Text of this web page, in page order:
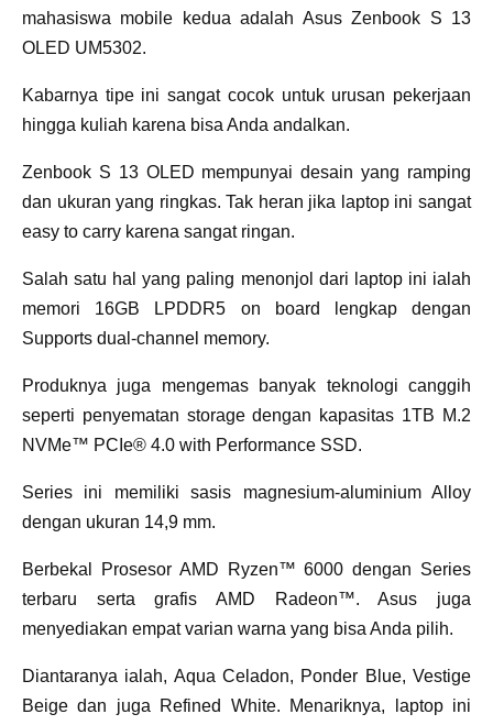
mahasiswa mobile kedua adalah Asus Zenbook S 13
OLED UM5302.
Kabarnya tipe ini sangat cocok untuk urusan pekerjaan
hingga kuliah karena bisa Anda andalkan.
Zenbook S 13 OLED mempunyai desain yang ramping
dan ukuran yang ringkas. Tak heran jika laptop ini sangat
easy to carry karena sangat ringan.
Salah satu hal yang paling menonjol dari laptop ini ialah
memori 16GB LPDDR5 on board lengkap dengan
Supports dual-channel memory.
Produknya juga mengemas banyak teknologi canggih
seperti penyematan storage dengan kapasitas 1TB M.2
NVMe™ PCIe® 4.0 with Performance SSD.
Series ini memiliki sasis magnesium-aluminium Alloy
dengan ukuran 14,9 mm.
Berbekal Prosesor AMD Ryzen™ 6000 dengan Series
terbaru serta grafis AMD Radeon™. Asus juga
menyediakan empat varian warna yang bisa Anda pilih.
Diantaranya ialah, Aqua Celadon, Ponder Blue, Vestige
Beige dan juga Refined White. Menariknya, laptop ini